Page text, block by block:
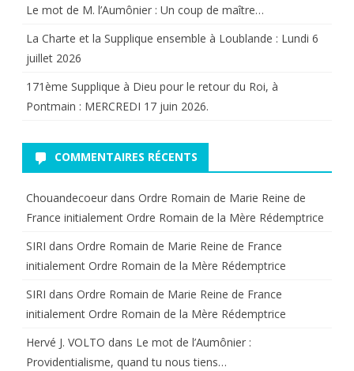
Le mot de M. l’Aumônier : Un coup de maître…
La Charte et la Supplique ensemble à Loublande : Lundi 6
juillet 2026
171ème Supplique à Dieu pour le retour du Roi, à
Pontmain : MERCREDI 17 juin 2026.
COMMENTAIRES RÉCENTS
Chouandecoeur dans Ordre Romain de Marie Reine de
France initialement Ordre Romain de la Mère Rédemptrice
SIRI dans Ordre Romain de Marie Reine de France
initialement Ordre Romain de la Mère Rédemptrice
SIRI dans Ordre Romain de Marie Reine de France
initialement Ordre Romain de la Mère Rédemptrice
Hervé J. VOLTO dans Le mot de l’Aumônier :
Providentialisme, quand tu nous tiens…